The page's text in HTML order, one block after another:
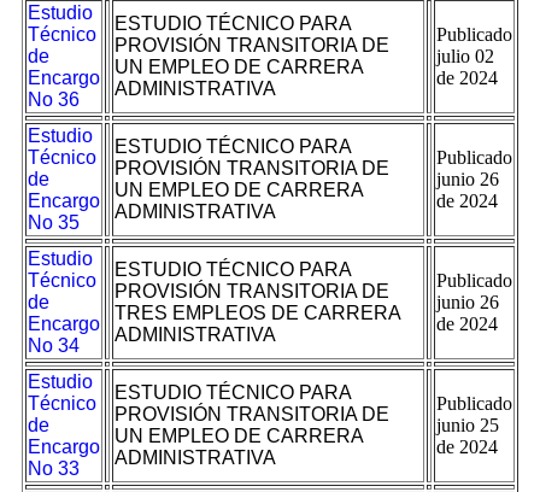
Estudio
Técnico
de
Encargo
No 36
ESTUDIO TÉCNICO PARA
PROVISIÓN TRANSITORIA DE
UN EMPLEO DE CARRERA
ADMINISTRATIVA
Publicado
julio 02
de 2024
Estudio
Técnico
de
Encargo
No 35
ESTUDIO TÉCNICO PARA
PROVISIÓN TRANSITORIA DE
UN EMPLEO DE CARRERA
ADMINISTRATIVA
Publicado
junio 26
de 2024
Estudio
Técnico
de
Encargo
No 34
ESTUDIO TÉCNICO PARA
PROVISIÓN TRANSITORIA DE
TRES EMPLEOS DE CARRERA
ADMINISTRATIVA
Publicado
junio 26
de 2024
Estudio
Técnico
de
Encargo
No 33
ESTUDIO TÉCNICO PARA
PROVISIÓN TRANSITORIA DE
UN EMPLEO DE CARRERA
ADMINISTRATIVA
Publicado
junio 25
de 2024